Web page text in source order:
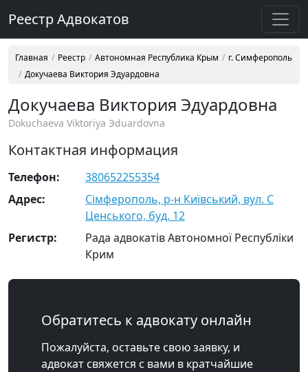
Реестр Адвокатов
Главная Реестр Автономная Республика Крым
г. Симферополь
Докучаева Виктория Эдуардовна
Докучаева Виктория Эдуардовна
Dokuchaeva Viktoriya Эduardovna
Контактная информация
Телефон:
380652255354
Адрес:
Сімферополь, р-н Київський, вул. С
Ценського, буд. 12
Регистр:
Рада адвокатів Автономної Республіки
Крим
Обратитесь к адвокату онлайн
Пожалуйста, оставьте свою заявку, и
адвокат свяжется с вами в кратчайшие